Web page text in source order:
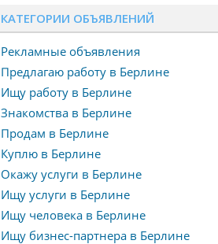
КАТЕГОРИИ ОБЪЯВЛЕНИЙ
Рекламные объявления
Предлагаю работу в Берлине
Ищу работу в Берлине
Знакомства в Берлине
Продам в Берлине
Куплю в Берлине
Окажу услуги в Берлине
Ищу услуги в Берлине
Ищу человека в Берлине
Ищу бизнес-партнера в Берлине